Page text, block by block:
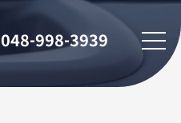
048-998-3939